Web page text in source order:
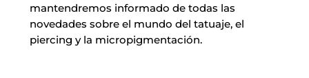
mantendremos informado de todas las
novedades sobre el mundo del tatuaje, el
piercing y la micropigmentación.